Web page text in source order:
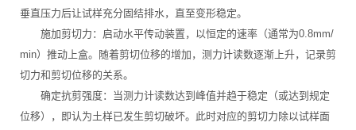
垂直压力后让试样充分固结排水，直至变形稳定。
施加剪切力：启动水平传动装置，以恒定的速率（通常为0.8mm/
min）推动上盒。随着剪切位移的增加，测力计读数逐渐上升，记录剪
切力和剪切位移的关系。
确定抗剪强度：当测力计读数达到峰值并趋于稳定（或达到规定
位移），即认为土样已发生剪切破坏。此时对应的剪切力除以试样面